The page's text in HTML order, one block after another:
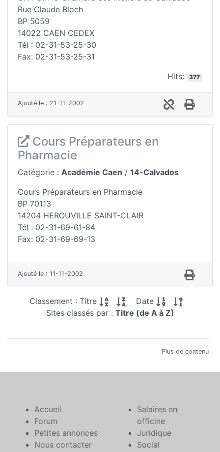
Rue Claude Bloch
BP 5059
14022 CAEN CEDEX
Tél : 02-31-53-25-30
Fax: 02-31-53-25-31
Hits:
377
Ajouté le : 21-11-2002
Cours Préparateurs en
Pharmacie
Catégorie : Académie Caen / 14-Calvados
Cours Préparateurs en Pharmacie
BP 70113
14204 HEROUVILLE SAINT-CLAIR
Tél : 02-31-69-61-84
Fax: 02-31-69-69-13
Ajouté le : 11-11-2002
Classement : Titre
Date
Sites classés par : Titre (de A à Z)
Plus de contenu
Accueil
Forum
Petites annonces
Nous contacter
Salaires en
officine
Juridique
Social